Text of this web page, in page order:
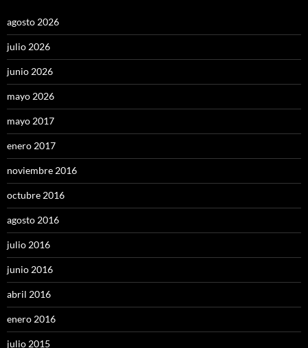
agosto 2026
julio 2026
junio 2026
mayo 2026
mayo 2017
enero 2017
noviembre 2016
octubre 2016
agosto 2016
julio 2016
junio 2016
abril 2016
enero 2016
julio 2015